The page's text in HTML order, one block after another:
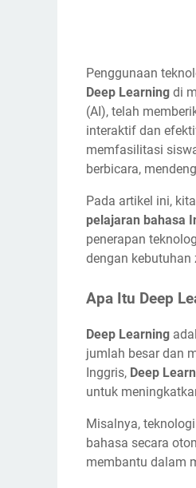
Penggunaan
Deep Learning di
(AI), telah
interaktif dan
memfasilitasi
berbicara,
Pada artikel ini,
pelajaran bahasa
penerapan
dengan kebutuhan
Apa Itu Deep
Deep Learning
jumlah besar dan
Inggris, Deep
untuk
Misalnya, teknologi
bahasa secara
membantu dalam